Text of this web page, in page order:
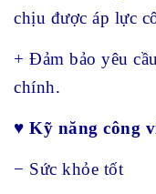
chịu được áp lực
+ Đảm bảo yêu
chính.
♥ Kỹ năng công
− Sức khỏe tốt